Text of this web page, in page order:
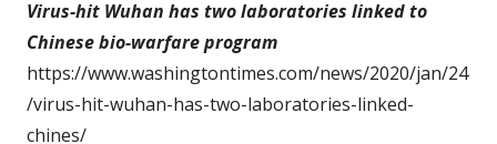
Virus-hit Wuhan has two laboratories linked to
Chinese bio-warfare program
https://www.washingtontimes.com/news/2020/jan/24
/virus-hit-wuhan-has-two-laboratories-linked-
chines/